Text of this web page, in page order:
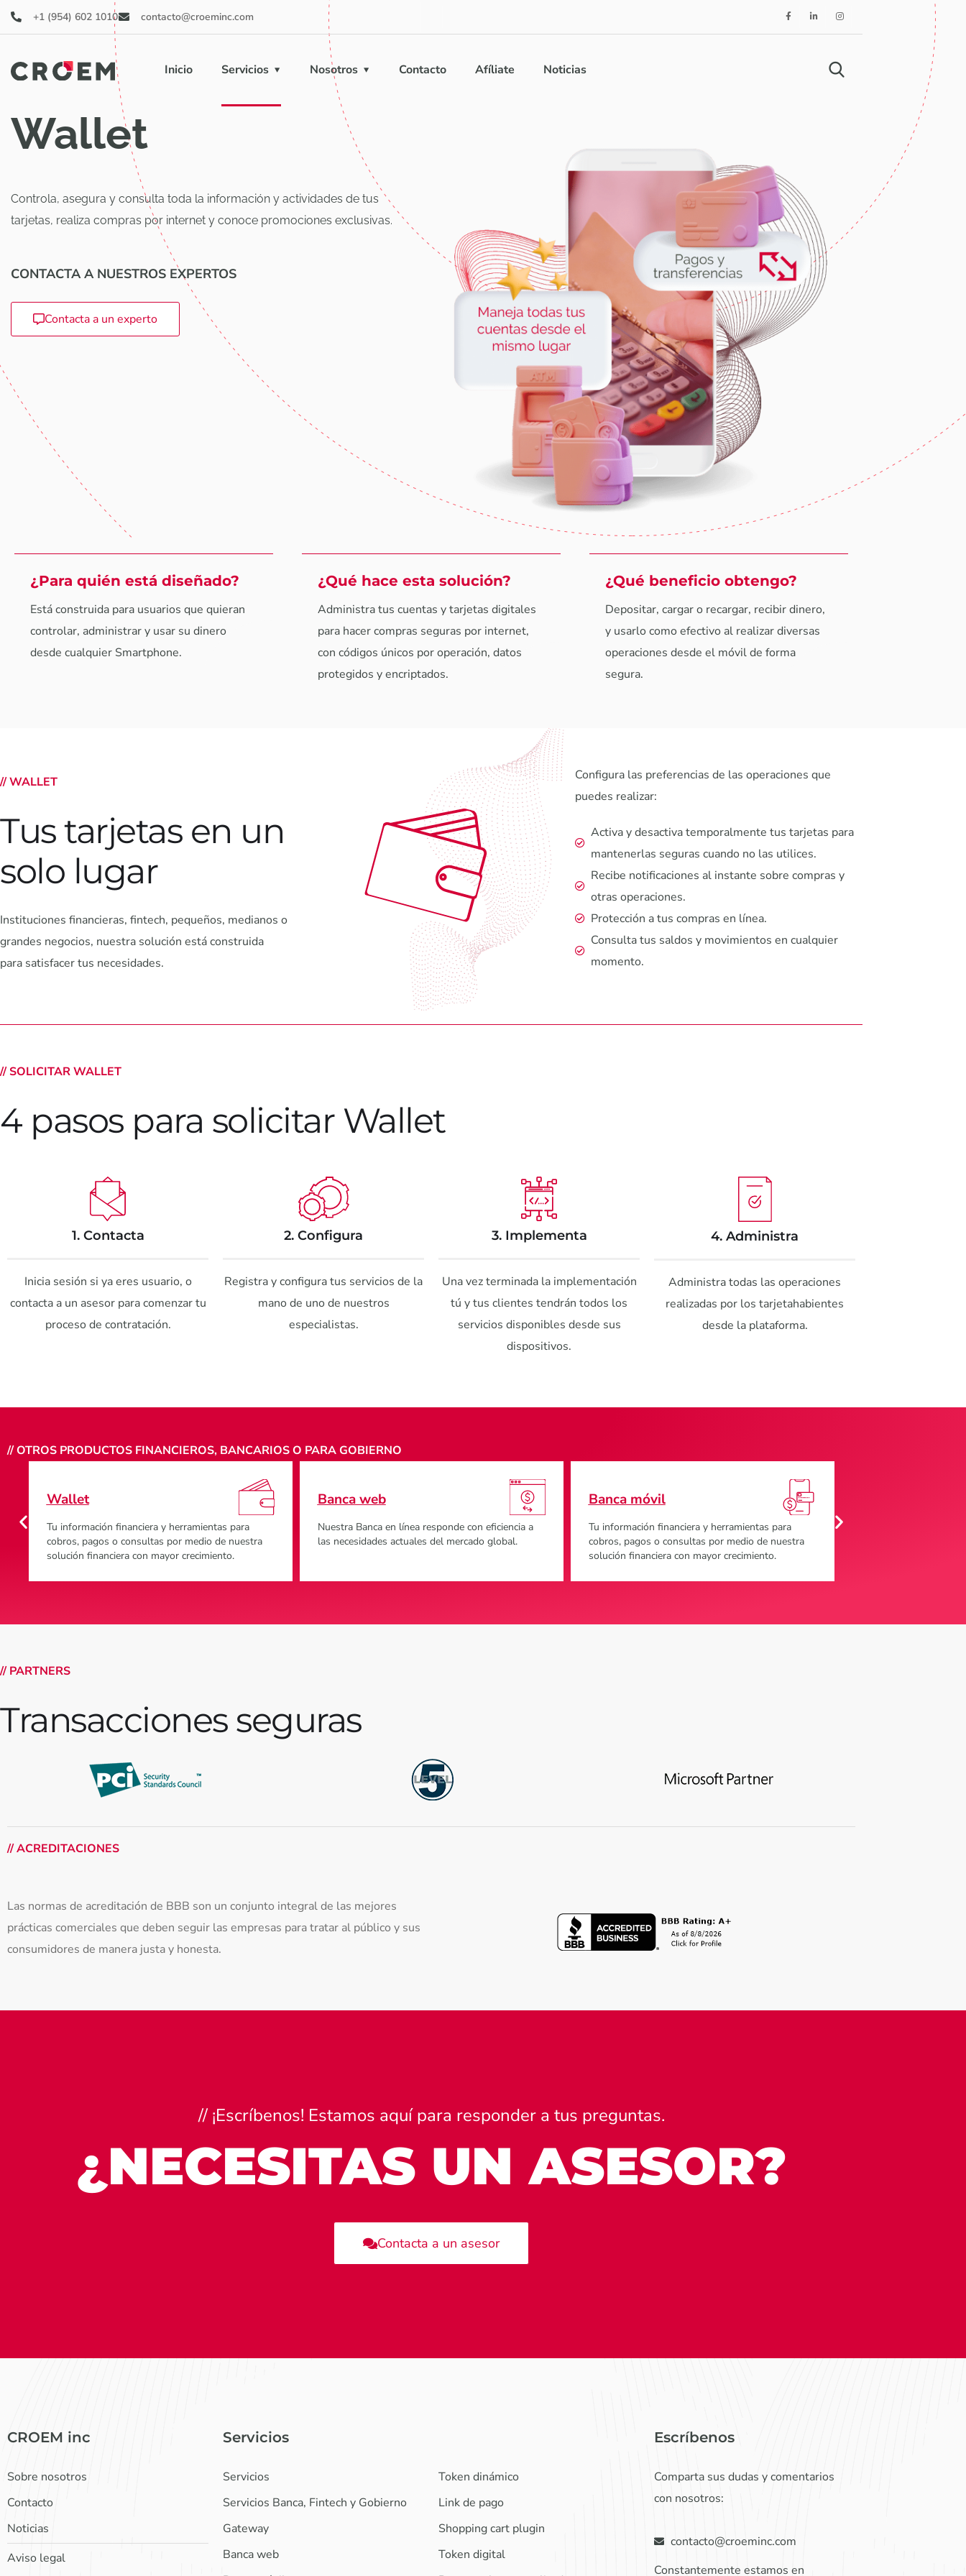
+1 (954) 602 1010 contacto@croeminc.com
Inicio Servicios Nosotros Contacto Afíliate Noticias
Wallet
Controla, asegura y consulta toda la información y actividades de tus
tarjetas, realiza compras por internet y conoce promociones exclusivas.
CONTACTA A NUESTROS EXPERTOS
Contacta a un experto
¿Para quién está diseñado?
Está construida para usuarios que quieran
controlar, administrar y usar su dinero
desde cualquier Smartphone.
¿Qué hace esta solución?
Administra tus cuentas y tarjetas digitales
para hacer compras seguras por internet,
con códigos únicos por operación, datos
protegidos y encriptados.
¿Qué beneficio obtengo?
Depositar, cargar o recargar, recibir dinero,
y usarlo como efectivo al realizar diversas
operaciones desde el móvil de forma
segura.
// WALLET
Tus tarjetas en un
solo lugar
Instituciones financieras, fintech, pequeños, medianos o
grandes negocios, nuestra solución está construida
para satisfacer tus necesidades.
Configura las preferencias de las operaciones que
puedes realizar:
Activa y desactiva temporalmente tus tarjetas para
mantenerlas seguras cuando no las utilices.
Recibe notificaciones al instante sobre compras y
otras operaciones.
Protección a tus compras en línea.
Consulta tus saldos y movimientos en cualquier
momento.
// SOLICITAR WALLET
4 pasos para solicitar Wallet
1. Contacta
Inicia sesión si ya eres usuario, o
contacta a un asesor para comenzar tu
proceso de contratación.
2. Configura
Registra y configura tus servicios de la
mano de uno de nuestros
especialistas.
3. Implementa
Una vez terminada la implementación
tú y tus clientes tendrán todos los
servicios disponibles desde sus
dispositivos.
4. Administra
Administra todas las operaciones
realizadas por los tarjetahabientes
desde la plataforma.
// OTROS PRODUCTOS FINANCIEROS, BANCARIOS O PARA GOBIERNO
Banca web
Nuestra Banca en línea responde con eficiencia a
las necesidades actuales del mercado global.
Banca móvil
Tu información financiera y herramientas para
cobros, pagos o consultas por medio de nuestra
Administrador de cartera
Una plataforma para medios de pago, que permite
el seguimiento y la gestión de tarjetas de crédito,
débito, prepago, entre otras.
// PARTNERS
Transacciones seguras
// ACREDITACIONES
Las normas de acreditación de BBB son un conjunto integral de las mejores
prácticas comerciales que deben seguir las empresas para tratar al público y sus
consumidores de manera justa y honesta.
// ¡Escríbenos! Estamos aquí para responder a tus preguntas.
¿NECESITAS UN ASESOR?
Contacta a un asesor
CROEM inc
Sobre nosotros
Contacto
Noticias
Aviso legal
Servicios
Servicios
Servicios Banca, Fintech y Gobierno
Gateway
Banca web
Token dinámico
Link de pago
Shopping cart plugin
Token digital
Escríbenos
Comparta sus dudas y comentarios
con nosotros:
contacto@croeminc.com
Constantemente estamos en